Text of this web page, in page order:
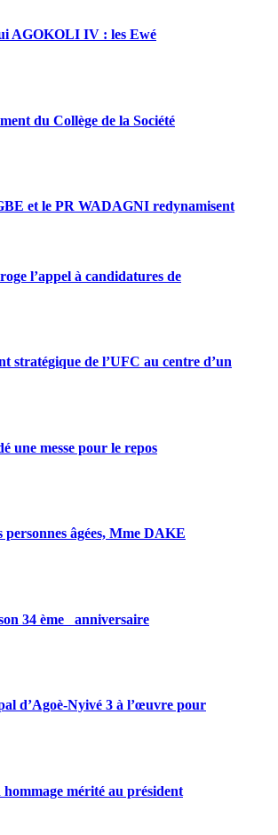
AGOKOLI IV : les Ewé
du Collège de la Société
et le PR WADAGNI redynamisent
l’appel à candidatures de
stratégique de l’UFC au centre d’un
une messe pour le repos
personnes âgées, Mme DAKE
34 ème anniversaire
d’Agoè-Nyivé 3 à l’œuvre pour
mérité au président